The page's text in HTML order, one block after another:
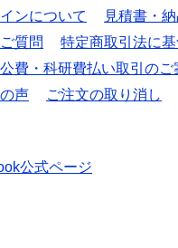
ンについて
見積書・
質問
特定商取引法に
費・科研費払い取引のご
声 ご注文の取り消し
公式ページ